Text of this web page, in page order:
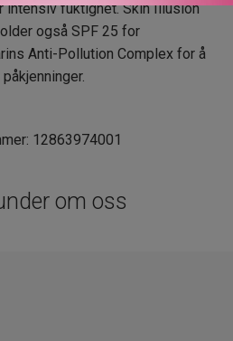
fuktighet. Skin Illusion
også SPF 25 for
Anti-Pollution Complex for å
12863974001
om oss